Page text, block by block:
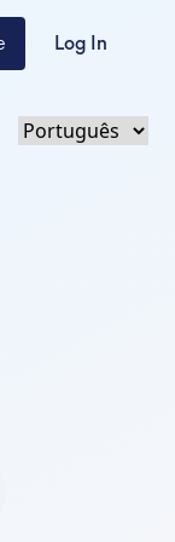
Log In